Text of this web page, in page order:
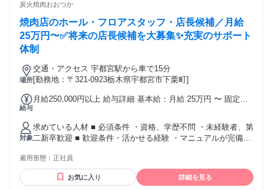
炭火焼肉おおつか
焼肉店のホール・フロアスタッフ・店長候補／月給
25万円〜✅将来の店長候補を大募集✨充実のサポート
体制
場所
交通・アクセス 宇都宮駅から車で15分
[勤務地：〒321-0923栃木県宇都宮市下栗町]
給与
月給250,000円以上 給与詳細 基本給：月給 25万円 〜 固定残
勤・家族手当金額：なし 全員に一律で支払われるその他手当
金額：なし 賞与年2回あり
対象
求めている人材 ■ 必須条件 ・資格、学歴不問 ・未経験者、第
二新卒歓迎 ■ 歓迎条件・活かせる経験 ・マニュアルが完備し
心！ ・飲食店や接客の経験がある方 ・フリーター、主婦・主
夫歓迎
雇用形態： 正社員
お気に入り 詳細を見る